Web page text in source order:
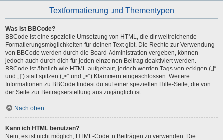
Textformatierung und Thementypen
Was ist BBCode?
BBCode ist eine spezielle Umsetzung von HTML, die dir weitreichende
Formatierungsmöglichkeiten für deinen Text gibt. Die Rechte zur Verwendung
von BBCode werden durch die Board-Administration vergeben, können
jedoch auch durch dich für jeden einzelnen Beitrag deaktiviert werden.
BBCode ist ähnlich wie HTML aufgebaut, jedoch werden Tags von eckigen („[“
und „]“) statt spitzen („<“ und „>“) Klammern eingeschlossen. Weitere
Informationen zu BBCode findest du auf einer speziellen Hilfe-Seite, die von
der Seite zur Beitragserstellung aus zugänglich ist.
Nach oben
Kann ich HTML benutzen?
Nein, es ist nicht möglich, HTML-Code in Beiträgen zu verwenden. Die